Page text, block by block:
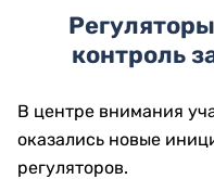
контроль
В центре внимания
оказались новые
регуляторов.